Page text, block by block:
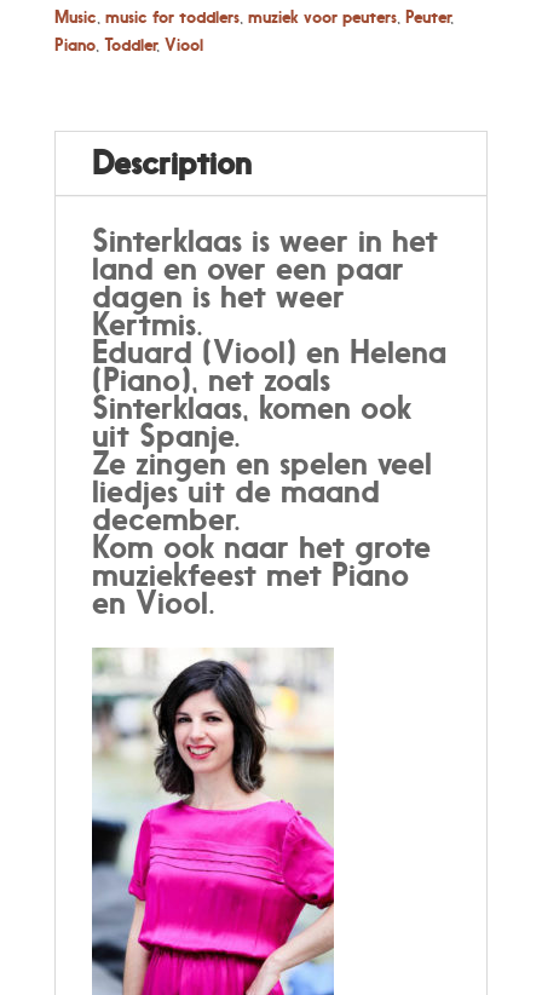
Music music for toddlers, muziek voor peuters, Peuter,
Piano, Toddler, Viool
Description
Sinterklaas is weer in het
land en over een paar
dagen is het weer
Kertmis.
Eduard (Viool) en Helena
(Piano), net zoals
Sinterklaas, komen ook
uit Spanje.
Ze zingen en spelen veel
liedjes uit de maand
december.
Kom ook naar het grote
muziekfeest met Piano
en Viool.